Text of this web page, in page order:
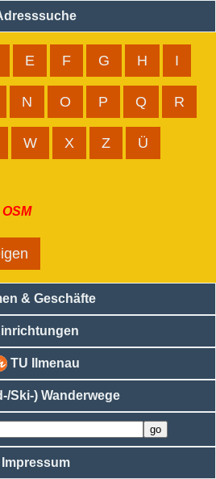
E F G H I
N O P Q R
W X Z Ü
OSM
& Geschäfte
TU Ilmenau
Ski-) Wanderwege
Impressum